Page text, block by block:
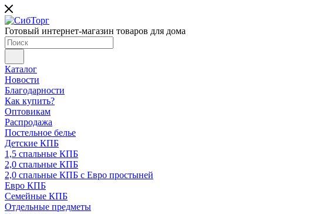
Готовый интернет-магазин товаров для дома
Каталог
Новости
Благодарности
Как купить?
Оптовикам
Распродажа
Постельное белье
Детские КПБ
1,5 спальные КПБ
2,0 спальные КПБ
2,0 спальные КПБ с Евро простыней
Евро КПБ
Семейные КПБ
Отдельные предметы